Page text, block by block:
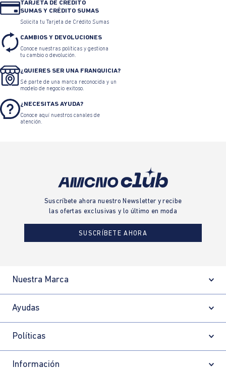
TARJETA DE CRÉDITO
SUMAS Y CRÉDITO SUMAS
Solicita tu Tarjeta de Crédito Sumas
CAMBIOS Y DEVOLUCIONES
Conoce nuestras políticas y gestiona
tu cambio o devolución.
¿QUIERES SER UNA FRANQUICIA?
Sé parte de una marca reconocida y un
modelo de negocio exitoso.
¿NECESITAS AYUDA?
Conoce aquí nuestros canales de
atención.
Suscríbete ahora nuestro Newsletter y recibe
las ofertas exclusivas y lo último en moda
SUSCRÍBETE AHORA
Nuestra Marca
Ayudas
Políticas
Información